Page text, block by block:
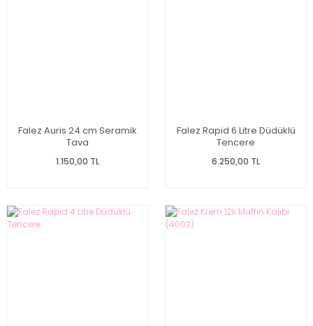
Falez Auris 24 cm Seramik
Tava
1.150,00 TL
Falez Rapid 6 Litre Düdüklü
Tencere
6.250,00 TL